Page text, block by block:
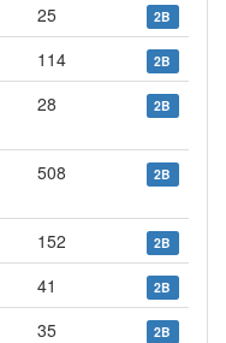
25 2B
114 2B
28 2B
508 2B
152 2B
41 2B
35 2B